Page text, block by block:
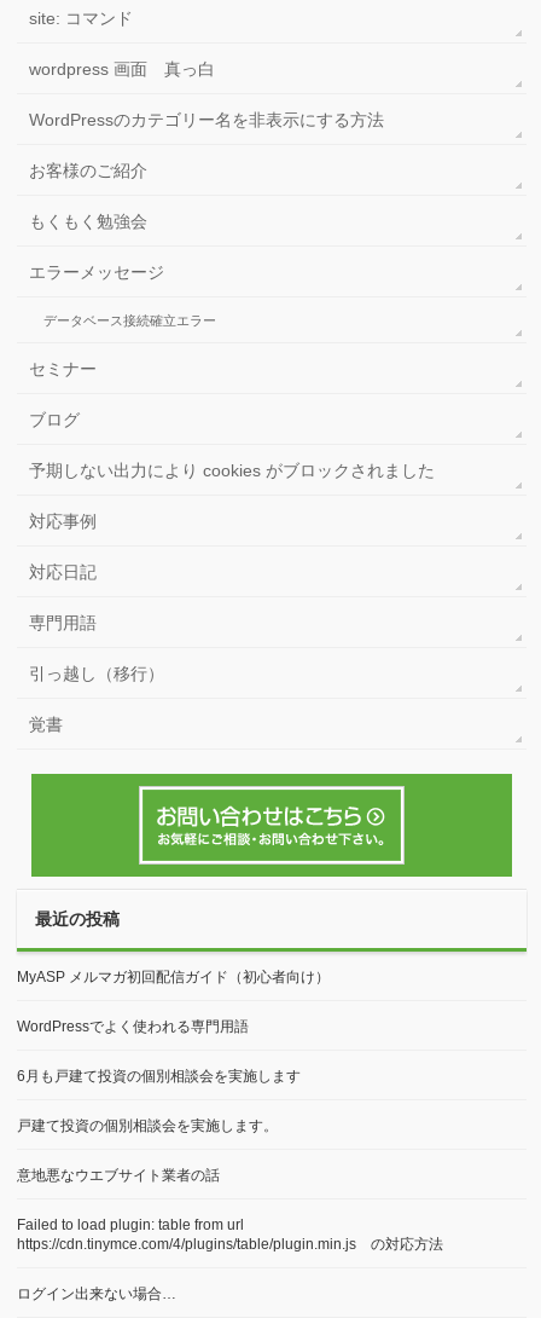
site: コマンド
wordpress 画面 真っ白
WordPressのカテゴリー名を非表示にする方法
お客様のご紹介
もくもく勉強会
エラーメッセージ
データベース接続確立エラー
セミナー
ブログ
予期しない出力により cookies がブロックされました
対応事例
対応日記
専門用語
引っ越し（移行）
覚書
最近の投稿
MyASP メルマガ初回配信ガイド（初心者向け）
WordPressでよく使われる専門用語
6月も戸建て投資の個別相談会を実施します
戸建て投資の個別相談会を実施します。
意地悪なウエブサイト業者の話
Failed to load plugin: table from url
https://cdn.tinymce.com/4/plugins/table/plugin.min.js の対応方法
ログイン出来ない場合…